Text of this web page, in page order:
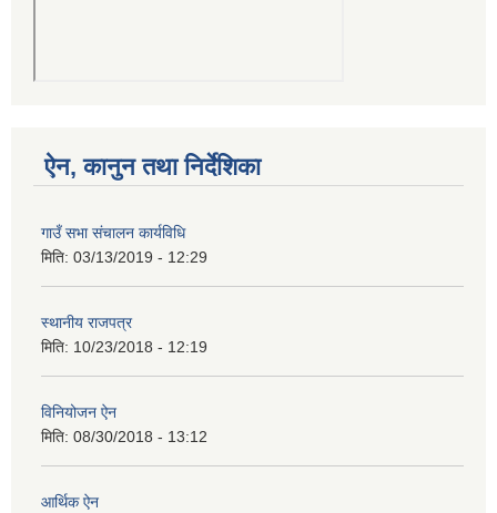
ऐन, कानुन तथा निर्देशिका
गाउँ सभा संचालन कार्यविधि
मिति: 03/13/2019 - 12:29
स्थानीय राजपत्र
मिति: 10/23/2018 - 12:19
विनियोजन ऐन
मिति: 08/30/2018 - 13:12
आर्थिक ऐन